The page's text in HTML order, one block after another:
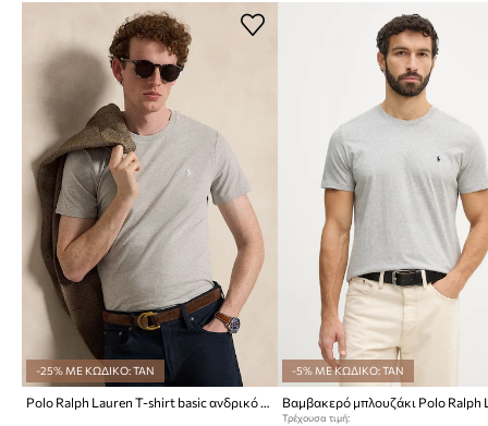
-25% ΜΕ ΚΩΔΙΚΟ: TAN
Polo Ralph Lauren T-shirt basic ανδρικό βαμβακερό
-5% ΜΕ ΚΩΔΙΚΟ: TAN
Τρέχουσα τιμή: